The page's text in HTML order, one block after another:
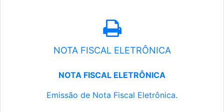
NOTA FISCAL ELETRÔNICA
NOTA FISCAL ELETRÔNICA
Emissão de Nota Fiscal Eletrônica.